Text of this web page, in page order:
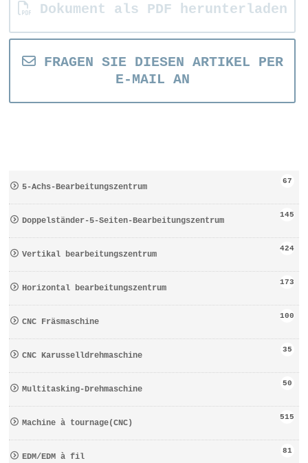
Dokument als PDF herunterladen
FRAGEN SIE DIESEN ARTIKEL PER
E-MAIL AN
5-Achs-Bearbeitungszentrum
67
Doppelständer-5-Seiten-Bearbeitungszentrum
145
Vertikal bearbeitungszentrum
424
Horizontal bearbeitungszentrum
173
CNC Fräsmaschine
100
CNC Karusselldrehmaschine
35
Multitasking-Drehmaschine
50
Machine à tournage(CNC)
515
EDM/EDM à fil
81